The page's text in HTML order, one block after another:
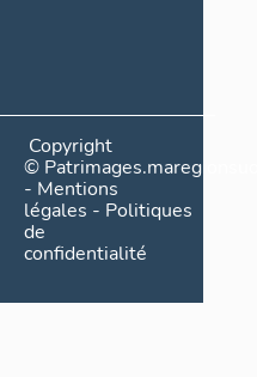
Copyright
©
- Mentions
légales - Politiques
de
confidentialité